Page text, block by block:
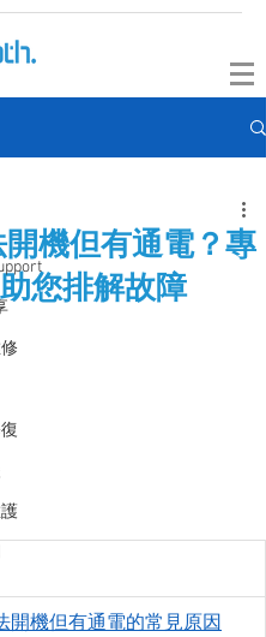
機但有通電？專
您排解故障
開機但有通電的常見原因